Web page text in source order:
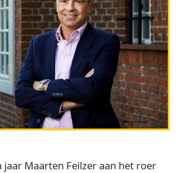
Maarten Feilzer aan het roer